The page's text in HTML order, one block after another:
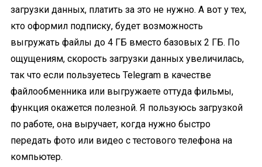
загрузки данных, платить за это не нужно. А вот у тех,
кто оформил подписку, будет возможность
выгружать файлы до 4 ГБ вместо базовых 2 ГБ. По
ощущениям, скорость загрузки данных увеличилась,
так что если пользуетесь Telegram в качестве
файлообменника или выгружаете оттуда фильмы,
функция окажется полезной. Я пользуюсь загрузкой
по работе, она выручает, когда нужно быстро
передать фото или видео с тестового телефона на
компьютер.